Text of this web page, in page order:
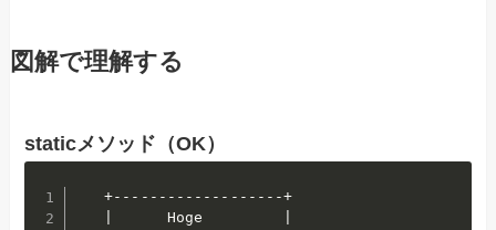
図解で理解する
staticメソッド（OK）
   +-------------------+
   |      Hoge         |